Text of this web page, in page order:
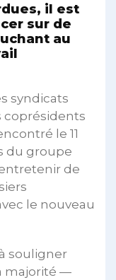
il est
sur de
au
syndicats
coprésidents
le 11
du groupe
de
le nouveau
souligner
majorité —